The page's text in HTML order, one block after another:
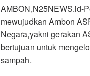
AMBON,N25NEWS.id-
mewujudkan Ambon
Negara,yakni gerakan
bertujuan untuk
sampah.